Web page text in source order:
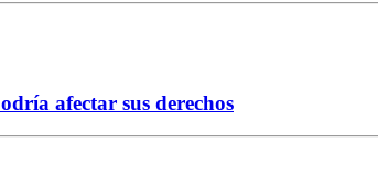
afectar sus derechos